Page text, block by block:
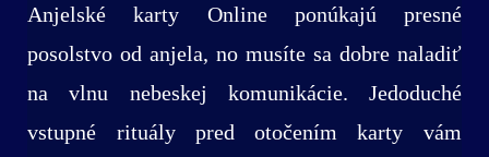
Anjelské karty Online ponúkajú presné
posolstvo od anjela, no musíte sa dobre naladiť
na vlnu nebeskej komunikácie. Jedoduché
vstupné rituály pred otočením karty vám